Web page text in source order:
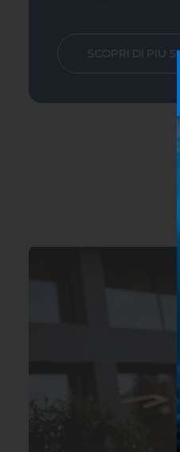
SCOPRI DI PIÙ